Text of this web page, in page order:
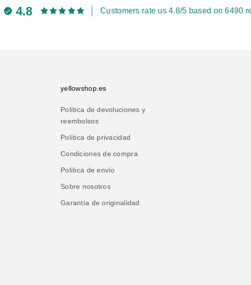
4.8 Customers rate us 4.8/5 based on 6490
yellowshop.es
Política de devoluciones y
reembolsos
Política de privacidad
Condiciones de compra
Política de envío
Sobre nosotros
Garantía de originalidad